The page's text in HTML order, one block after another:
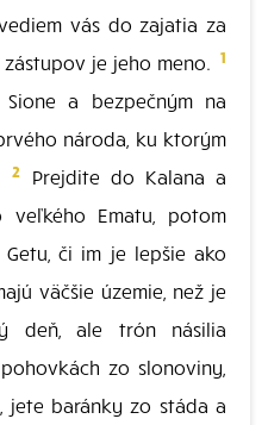
vás do zajatia za
zástupov je jeho meno. 1
a bezpečným na
národa, ku ktorým
2
Prejdite do Kalana a
Ematu, potom
či im je lepšie ako
väčšie územie, než je
deň, ale trón násilia
zo slonoviny,
jete baránky zo stáda a